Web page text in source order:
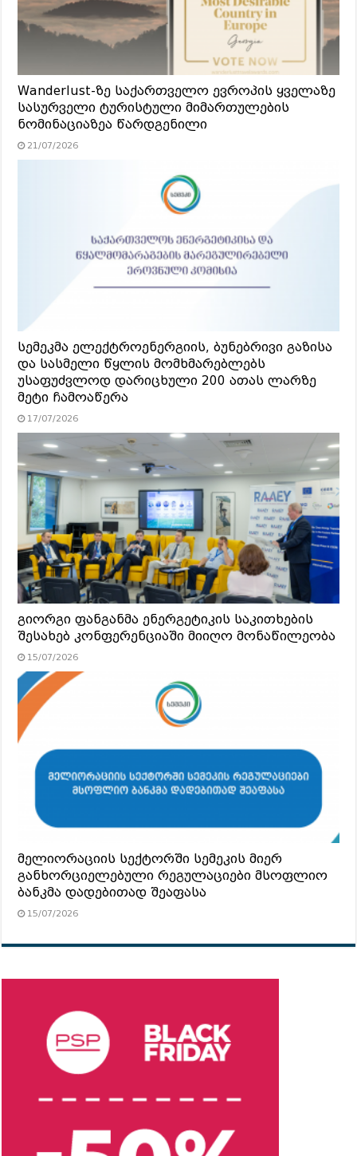
Wanderlust-ზე საქართველო ევროპის ყველაზე
სასურველი ტურისტული მიმართულების
ნომინაციაზეა წარდგენილი
21/07/2026
სემეკმა ელექტროენერგიის, ბუნებრივი გაზისა
და სასმელი წყლის მომხმარებლებს
უსაფუძვლოდ დარიცხული 200 ათას ლარზე
მეტი ჩამოაწერა
17/07/2026
გიორგი ფანგანმა ენერგეტიკის საკითხების
შესახებ კონფერენციაში მიიღო მონაწილეობა
15/07/2026
მელიორაციის სექტორში სემეკის მიერ
განხორციელებული რეგულაციები მსოფლიო
ბანკმა დადებითად შეაფასა
15/07/2026